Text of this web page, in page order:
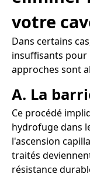
votre
Dans certains
insuffisants
approches sont
A. La
Ce procédé
hydrofuge dans
l'ascension
traités
résistance